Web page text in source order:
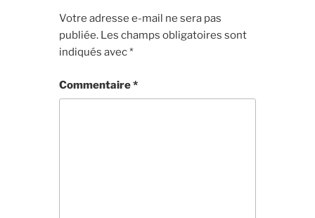
Votre adresse e-mail ne sera pas
publiée. Les champs obligatoires sont
indiqués avec*
Commentaire*